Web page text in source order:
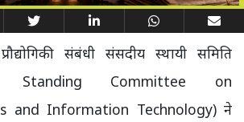
संबंधी संसदीय स्थायी समिति
Standing Committee on
and Information Technology) ने